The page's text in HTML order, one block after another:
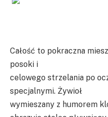
Całość to pokraczna
posoki i
celowego strzelania po
specjalnymi. Żywioł
wymieszany z humorem